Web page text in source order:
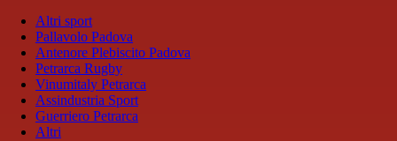
Altri sport
Pallavolo Padova
Antenore Plebiscito Padova
Petrarca Rugby
Vinumitaly Petrarca
Assindustria Sport
Guerriero Petrarca
Altri